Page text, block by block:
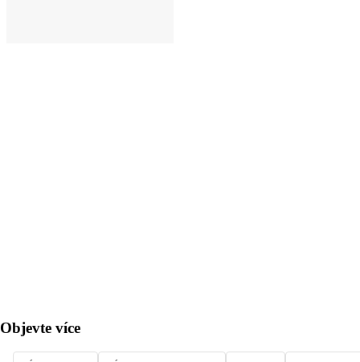
Objevte více